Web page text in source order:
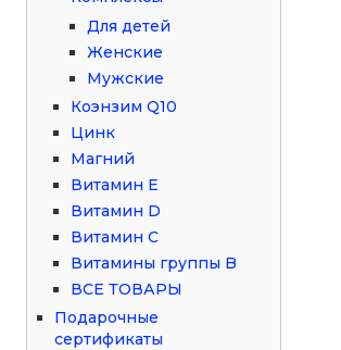
Для детей
Женские
Мужские
Коэнзим Q10
Цинк
Магний
Витамин Е
Витамин D
Витамин С
Витамины группы B
ВСЕ ТОВАРЫ
Подарочные
сертификаты